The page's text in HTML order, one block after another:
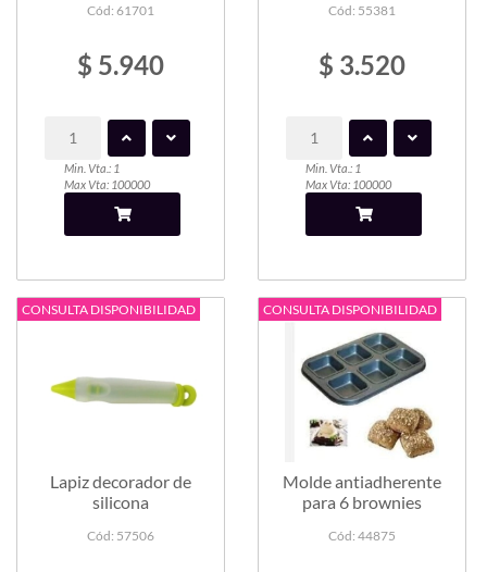
Cód: 61701
$ 5.940
Min. Vta.: 1
Max Vta: 100000
Cód: 55381
$ 3.520
Min. Vta.: 1
Max Vta: 100000
CONSULTA DISPONIBILIDAD
Lapiz decorador de
silicona
Cód: 57506
CONSULTA DISPONIBILIDAD
Molde antiadherente
para 6 brownies
Cód: 44875